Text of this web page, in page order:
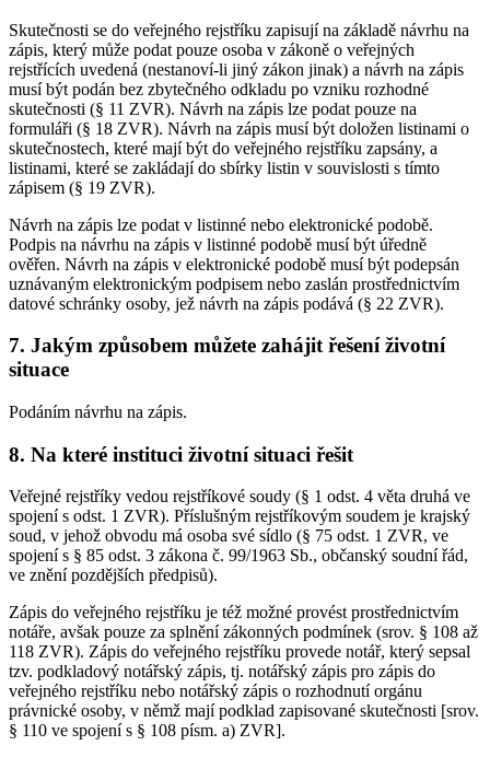
Skutečnosti se do veřejného rejstříku zapisují na základě návrhu na
zápis, který může podat pouze osoba v zákoně o veřejných
rejstřících uvedená (nestanoví-li jiný zákon jinak) a návrh na zápis
musí být podán bez zbytečného odkladu po vzniku rozhodné
skutečnosti (§ 11 ZVR). Návrh na zápis lze podat pouze na
formuláři (§ 18 ZVR). Návrh na zápis musí být doložen listinami o
skutečnostech, které mají být do veřejného rejstříku zapsány, a
listinami, které se zakládají do sbírky listin v souvislosti s tímto
zápisem (§ 19 ZVR).
Návrh na zápis lze podat v listinné nebo elektronické podobě.
Podpis na návrhu na zápis v listinné podobě musí být úředně
ověřen. Návrh na zápis v elektronické podobě musí být podepsán
uznávaným elektronickým podpisem nebo zaslán prostřednictvím
datové schránky osoby, jež návrh na zápis podává (§ 22 ZVR).
7. Jakým způsobem můžete zahájit řešení životní
situace
Podáním návrhu na zápis.
8. Na které instituci životní situaci řešit
Veřejné rejstříky vedou rejstříkové soudy (§ 1 odst. 4 věta druhá ve
spojení s odst. 1 ZVR). Příslušným rejstříkovým soudem je krajský
soud, v jehož obvodu má osoba své sídlo (§ 75 odst. 1 ZVR, ve
spojení s § 85 odst. 3 zákona č. 99/1963 Sb., občanský soudní řád,
ve znění pozdějších předpisů).
Zápis do veřejného rejstříku je též možné provést prostřednictvím
notáře, avšak pouze za splnění zákonných podmínek (srov. § 108 až
118 ZVR). Zápis do veřejného rejstříku provede notář, který sepsal
tzv. podkladový notářský zápis, tj. notářský zápis pro zápis do
veřejného rejstříku nebo notářský zápis o rozhodnutí orgánu
právnické osoby, v němž mají podklad zapisované skutečnosti [srov.
§ 110 ve spojení s § 108 písm. a) ZVR].